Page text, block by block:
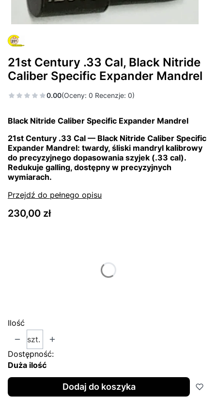
21st Century .33 Cal, Black Nitride
Caliber Specific Expander Mandrel
0.00(Oceny: 0 Recenzje: 0)
Black Nitride Caliber Specific Expander Mandrel
21st Century .33 Cal — Black Nitride Caliber Specific
Expander Mandrel: twardy, śliski mandryl kalibrowy
do precyzyjnego dopasowania szyjek (.33 cal).
Redukuje galling, dostępny w precyzyjnych
wymiarach.
Przejdź do pełnego opisu
Cena
230,00 zł
Ilość
szt.
Dostępność:
Duża ilość
Dodaj do koszyka